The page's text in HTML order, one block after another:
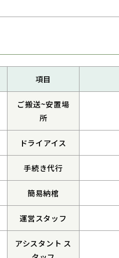
項目
ご搬送~安置場
所
ドライアイス
手続き代行
簡易納棺
運営スタッフ
アシスタント ス